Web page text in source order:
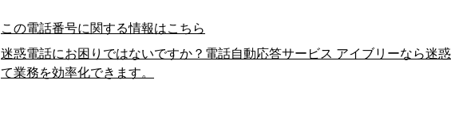
この電話番号に関する情報はこちら
迷惑電話にお困りではないですか？電話自動応答サービス アイブリーなら迷
て業務を効率化できます。